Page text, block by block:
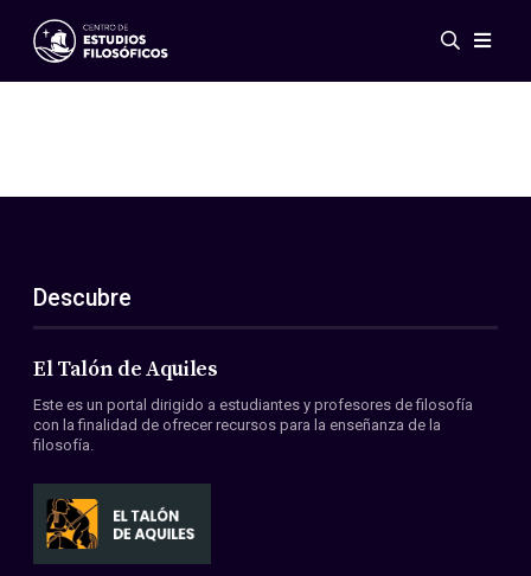
Eventos
ES
EN
Acerca de nosotros
Miembros
Convenios
Descubre
El Talón de Aquiles
Este es un portal dirigido a estudiantes y profesores de filosofía
con la finalidad de ofrecer recursos para la enseñanza de la
filosofía.